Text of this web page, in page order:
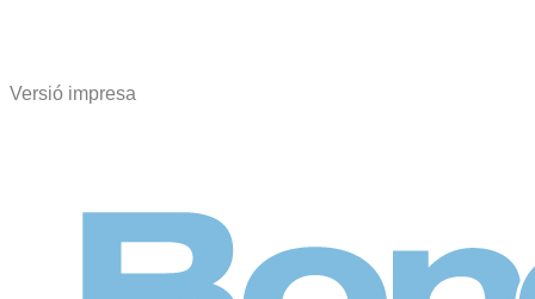
Versió impresa